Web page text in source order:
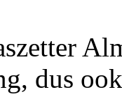
dus